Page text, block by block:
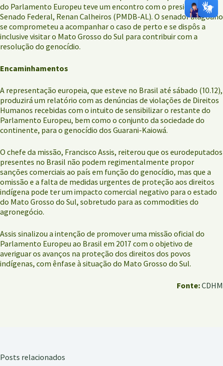
do Parlamento Europeu teve um encontro com o presidente do
Senado Federal, Renan Calheiros (PMDB-AL). O senador alagoano
se comprometeu a acompanhar o caso de perto e se dispôs a
inclusive visitar o Mato Grosso do Sul para contribuir com a
resolução do genocídio.
Encaminhamentos
A representação europeia, que esteve no Brasil até sábado (10.12),
produzirá um relatório com as denúncias de violações de Direitos
Humanos recebidas com o intuito de sensibilizar o restante do
Parlamento Europeu, bem como o conjunto da sociedade do
continente, para o genocídio dos Guarani-Kaiowá.
O chefe da missão, Francisco Assis, reiterou que os eurodeputados
presentes no Brasil não podem regimentalmente propor
sanções comerciais ao país em função do genocídio, mas que a
omissão e a falta de medidas urgentes de proteção aos direitos
indígena pode ter um impacto comercial negativo para o estado
do Mato Grosso do Sul, sobretudo para as commodities do
agronegócio.
Assis sinalizou a intenção de promover uma missão oficial do
Parlamento Europeu ao Brasil em 2017 com o objetivo de
averiguar os avanços na proteção dos direitos dos povos
indígenas, com ênfase à situação do Mato Grosso do Sul.
Fonte:CDHM
Posts relacionados